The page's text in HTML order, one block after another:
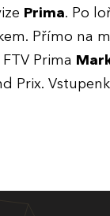
Prima. Po
Přímo na
Prima
Prix.